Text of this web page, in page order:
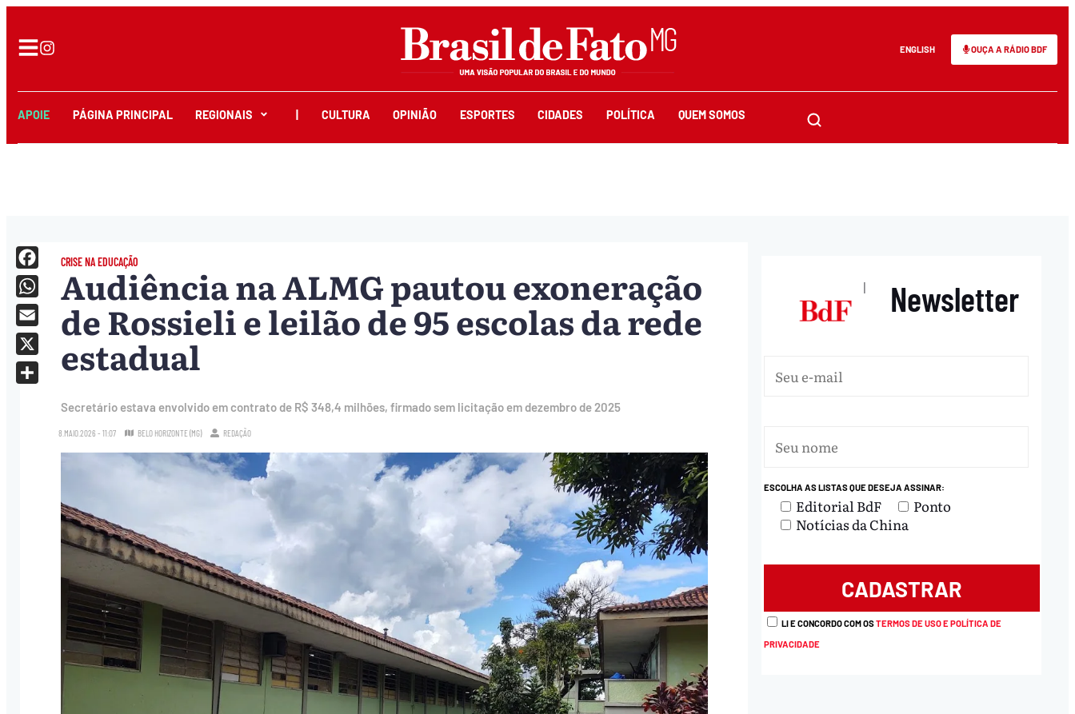
ENGLISH OUÇA A RÁDIO BDF
APOIE PÁGINA PRINCIPAL REGIONAIS CULTURA OPINIÃO ESPORTES CIDADES POLÍTICA QUEM SOMOS
CRISE NA EDUCAÇÃO
Audiência na ALMG pautou exoneração
de Rossieli e leilão de 95 escolas da rede
estadual
Secretário estava envolvido em contrato de R$ 348,4 milhões, firmado sem licitação em dezembro de 2025
8.MAIO.2026 - 11:07 BELO HORIZONTE (MG) REDAÇÃO
Facebook
WhatsApp
Email
X
| Newsletter
ESCOLHA AS LISTAS QUE DESEJA ASSINAR:
Editorial BdF
Ponto
Notícias da China
LI E CONCORDO COM OSTERMOS DE USO E POLÍTICA DE
PRIVACIDADE